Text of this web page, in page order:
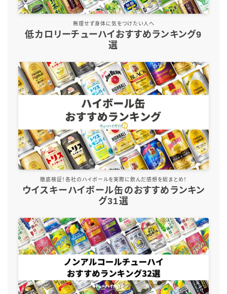
タンチュー
オリオンビール
WATTA
natura WATTA
ちゅらWATTA
合同酒精
その他メーカー
素滴しぼり
お得情報
楽天
運営者情報
無理せず身体に気をつけたい人へ
低カロリーチューハイおすすめランキング9
選
徹底検証！各社のハイボールを実際に飲んだ感想を総まとめ！
ウイスキーハイボール缶のおすすめランキン
グ31選